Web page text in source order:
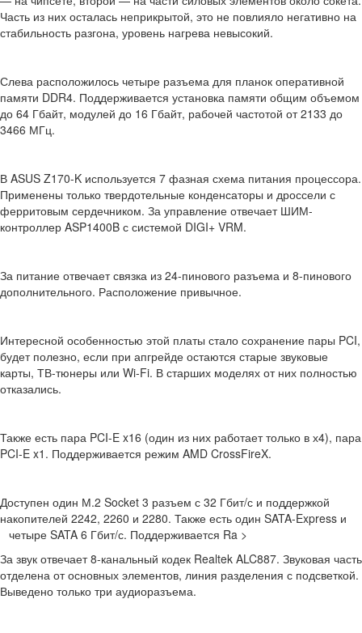
Часть из них осталась неприкрытой, это не повлияло негативно на
стабильность разгона, уровень нагрева невысокий.
Слева расположилось четыре разъема для планок оперативной
памяти DDR4. Поддерживается установка памяти общим объемом
до 64 Гбайт, модулей до 16 Гбайт, рабочей частотой от 2133 до
3466 МГц.
В ASUS Z170-K используется 7 фазная схема питания процессора.
Применены только твердотельные конденсаторы и дроссели с
ферритовым сердечником. За управление отвечает ШИМ-
контроллер ASP1400B с системой DIGI+ VRM.
За питание отвечает связка из 24-пинового разъема и 8-пинового
дополнительного. Расположение привычное.
Интересной особенностью этой платы стало сохранение пары PCI,
будет полезно, если при апгрейде остаются старые звуковые
карты, ТВ-тюнеры или Wi-Fi. В старших моделях от них полностью
отказались.
Также есть пара PCI-E x16 (один из них работает только в х4), пара
PCI-E x1. Поддерживается режим AMD CrossFireX.
Доступен один М.2 Socket 3 разъем с 32 Гбит/с и поддержкой
накопителей 2242, 2260 и 2280. Также есть один SATA-Express и
четыре SATA 6 Гбит/с. Поддерживается Ra >
За звук отвечает 8-канальный кодек Realtek ALC887. Звуковая часть
отделена от основных элементов, линия разделения с подсветкой.
Выведено только три аудиоразъема.